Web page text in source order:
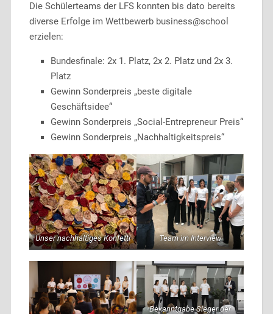
Die Schülerteams der LFS konnten bis dato bereits
diverse Erfolge im Wettbewerb business@school
erzielen:
Bundesfinale: 2x 1. Platz, 2x 2. Platz und 2x 3.
Platz
Gewinn Sonderpreis „beste digitale
Geschäftsidee“
Gewinn Sonderpreis „Social-Entrepreneur Preis“
Gewinn Sonderpreis „Nachhaltigkeitspreis“
Unser nachhaltiges Konfetti Team im Interview
Bekanntgabe Sieger der